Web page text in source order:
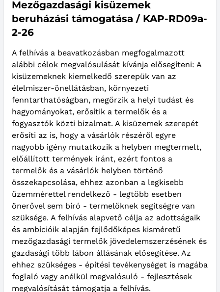
Mezőgazdasági kisüzemek
beruházási támogatása / KAP-RD09a-
2-26
A felhívás a beavatkozásban megfogalmazott
alábbi célok megvalósulását kívánja elősegíteni: A
kisüzemeknek kiemelkedő szerepük van az
élelmiszer-önellátásban, környezeti
fenntarthatóságban, megőrzik a helyi tudást és
hagyományokat, erősítik a termelők és a
fogyasztók közti bizalmat. A kisüzemek szerepét
erősíti az is, hogy a vásárlók részéről egyre
nagyobb igény mutatkozik a helyben megtermelt,
előállított termények iránt, ezért fontos a
termelők és a vásárlók helyben történő
összekapcsolása, ehhez azonban a legkisebb
üzemmérettel rendelkező - legtöbb esetben
önerővel sem bíró - termelőknek segítségre van
szüksége. A felhívás alapvető célja az adottságaik
és ambícióik alapján fejlődőképes kisméretű
mezőgazdasági termelők jövedelemszerzésének és
gazdasági több lábon állásának elősegítése. Az
ehhez szükséges - építési tevékenységet is magába
foglaló vagy anélkül megvalósuló - fejlesztések
megvalósítását támogatja a felhívás.